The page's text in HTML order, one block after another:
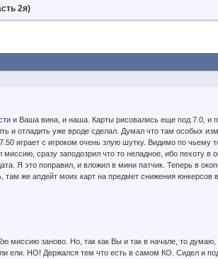
2я)
и Ваша вина, и наша. Карты рисовались еще под 7.0, и
и отладить уже вроде сделал. Думал что там особых
играет с игроком очень злую шутку. Видимо по чьему
сразу заподозрил что то неладное, ибо пехоту
Я это поправил, и вложил в мини патчик. Теперь в
же апдейт моих карт на предмет снижения юнкерсов
миссию заново. Но, так как Вы и так в начале, то
ели. НО! Держался тем что есть в самом КО. Сидел и